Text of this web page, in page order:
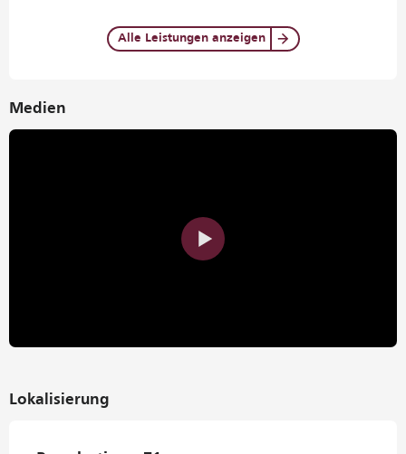
Alle Leistungen anzeigen
Medien
Lokalisierung